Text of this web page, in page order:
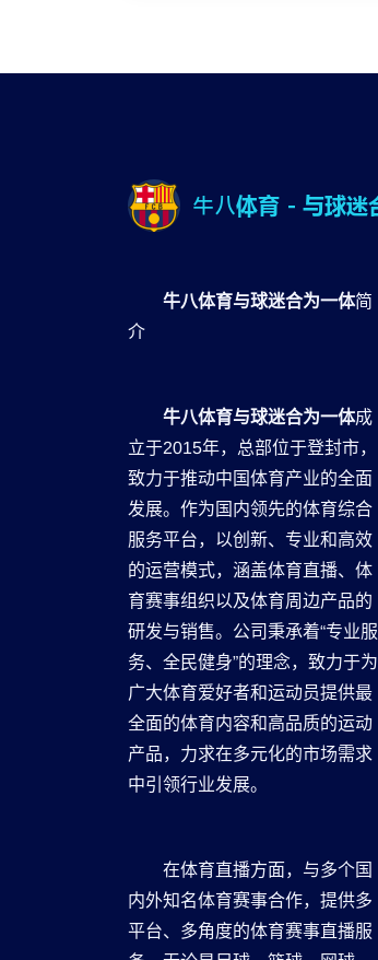
⽜⼋体育与球迷合为⼀体简
介
⽜⼋体育与球迷合为⼀体成
立于2015年，总部位于登封市，
致力于推动中国体育产业的全面
发展。作为国内领先的体育综合
服务平台，以创新、专业和高效
的运营模式，涵盖体育直播、体
育赛事组织以及体育周边产品的
研发与销售。公司秉承着“专业服
务、全民健身”的理念，致力于为
广大体育爱好者和运动员提供最
全面的体育内容和高品质的运动
产品，力求在多元化的市场需求
中引领行业发展。
在体育直播方面，与多个国
内外知名体育赛事合作，提供多
平台、多角度的体育赛事直播服